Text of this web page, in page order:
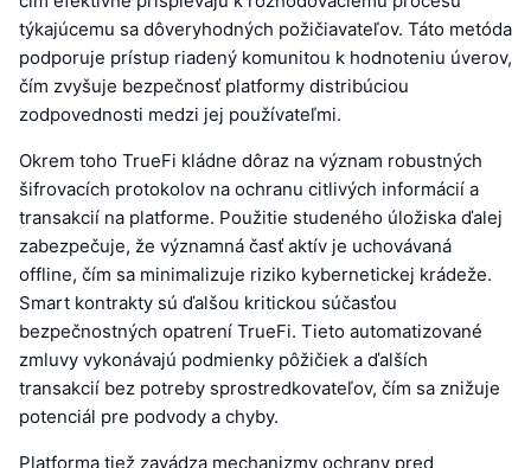
týkajúcemu sa dôveryhodných požičiavateľov. Táto metóda
podporuje prístup riadený komunitou k hodnoteniu úverov,
čím zvyšuje bezpečnosť platformy distribúciou
zodpovednosti medzi jej používateľmi.
Okrem toho TrueFi kládne dôraz na význam robustných
šifrovacích protokolov na ochranu citlivých informácií a
transakcií na platforme. Použitie studeného úložiska ďalej
zabezpečuje, že významná časť aktív je uchovávaná
offline, čím sa minimalizuje riziko kybernetickej krádeže.
Smart kontrakty sú ďalšou kritickou súčasťou
bezpečnostných opatrení TrueFi. Tieto automatizované
zmluvy vykonávajú podmienky pôžičiek a ďalších
transakcií bez potreby sprostredkovateľov, čím sa znižuje
potenciál pre podvody a chyby.
Platforma tiež zavádza mechanizmy ochrany pred